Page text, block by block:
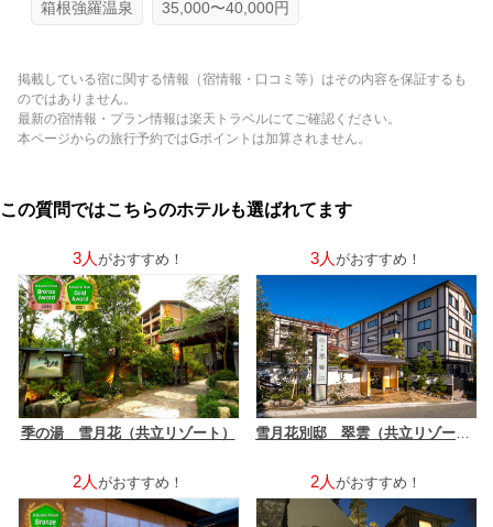
箱根強羅温泉 35,000〜40,000円
掲載している宿に関する情報（宿情報・口コミ等）はその内容を保証するも
のではありません。
最新の宿情報・プラン情報は楽天トラベルにてご確認ください。
本ページからの旅行予約ではGポイントは加算されません。
この質問ではこちらのホテルも選ばれてます
3人 がおすすめ！
季の湯 雪月花（共立リゾート）
3人 がおすすめ！
2人 がおすすめ！ 2人 がおすすめ！